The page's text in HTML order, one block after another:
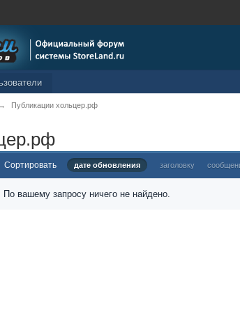
→ Публикации хольцер.рф
Сортировать дате обновления заголовку
По вашему запросу ничего не найдено.